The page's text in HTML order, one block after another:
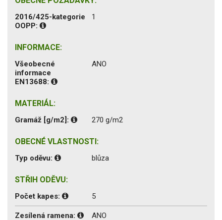
2016/425-kategorie
OOPP:
1
INFORMACE:
Všeobecné
informace
EN13688:
ANO
MATERIÁL:
Gramáž [g/m2]: 270 g/m2
OBECNÉ VLASTNOSTI:
Typ oděvu: blůza
STŘIH ODĚVU:
Počet kapes: 5
Zesílená ramena: ANO